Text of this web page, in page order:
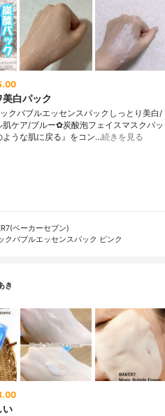
白パック
クバブルエッセンスパック⁡しっとり美白/
肌ケア/ブルー⁡⁡✿炭酸泡フェイスマスクパッ
ような肌に戻る』をコン…続きを見る
ベーカーセブン)
クバブルエッセンスパック ピンク
き
い